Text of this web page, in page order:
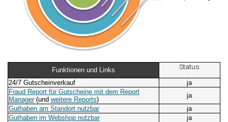
Funktionen und Links Status
24/7 Gutscheinverkauf
ja
Fraud Report für Gutscheine mit dem Report
Manager(und weitere Reports)
ja
Guthaben am Standort nutzbar
ja
Guthaben im Webshop nutzbar
ja